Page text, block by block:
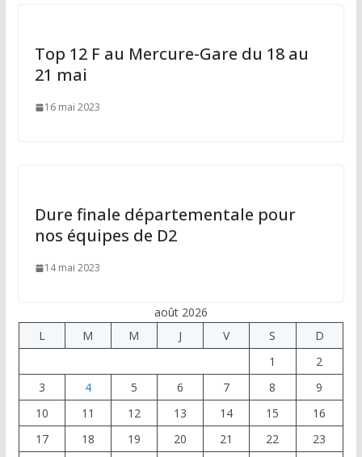
Top 12 F au Mercure-Gare du 18 au
21 mai
16 mai 2023
Dure finale départementale pour
nos équipes de D2
14 mai 2023
août 2026
L
M M J V S
D
1
2
3
4 5 6 7 8
9
10
11 12 13 14 15
16
17
18 19 20 21 22 23